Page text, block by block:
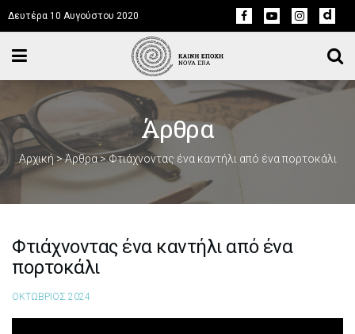
Δευτέρα 10 Αυγούστου 2020
Άρθρα
Αρχική>Άρθρα>Φτιάχνοντας ένα καντήλι από ένα πορτοκάλι
Φτιάχνοντας ένα καντήλι από ένα
πορτοκάλι
ΟΚΤΩΒΡΙΟΣ 2024